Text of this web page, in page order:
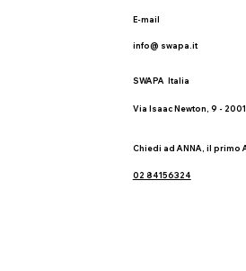
E-mail
info@ swapa.it
SWAPA Italia
Via Isaac Newton, 9 -
Chiedi ad ANNA, il primo
02 84156324